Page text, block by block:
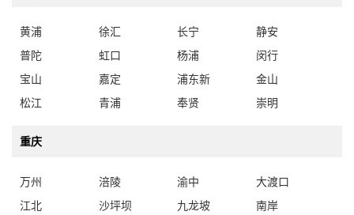
黄浦 徐汇 长宁
静安
普陀
虹口 杨浦
闵行
宝山
嘉定 浦东新
金山
松江
青浦 奉贤 崇明
重庆
万州 涪陵 渝中
大渡口
江北
沙坪坝 九龙坡
南岸